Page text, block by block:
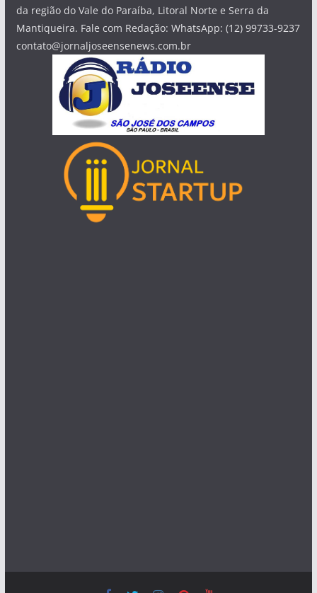
da região do Vale do Paraíba, Litoral Norte e Serra da
Mantiqueira. Fale com Redação: WhatsApp: (12) 99733-9237
contato@jornaljoseensenews.com.br